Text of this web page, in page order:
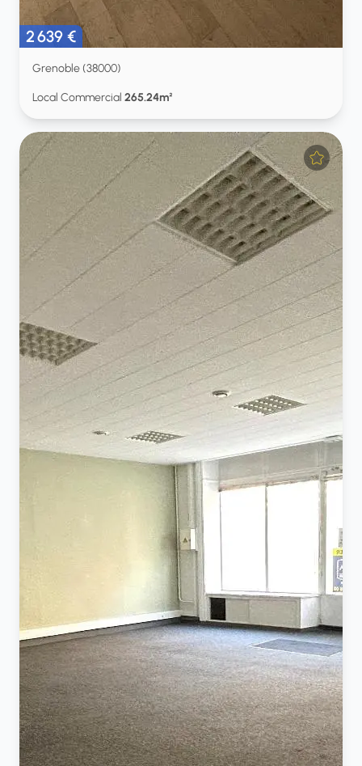
2 639 €
Grenoble (38000)
Local Commercial 265.24m²